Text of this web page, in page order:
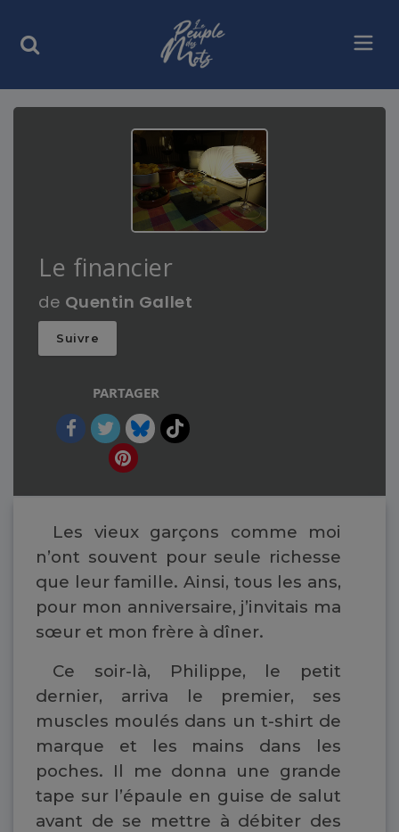
Le financier
de Quentin Gallet
Suivre
PARTAGER
Les vieux garçons comme moi
n’ont souvent pour seule richesse
que leur famille. Ainsi, tous les ans,
pour mon anniversaire, j’invitais ma
sœur et mon frère à dîner.
Ce soir-là, Philippe, le petit
dernier, arriva le premier, ses
muscles moulés dans un t-shirt de
marque et les mains dans les
poches. Il me donna une grande
tape sur l’épaule en guise de salut
avant de se mettre à débiter des